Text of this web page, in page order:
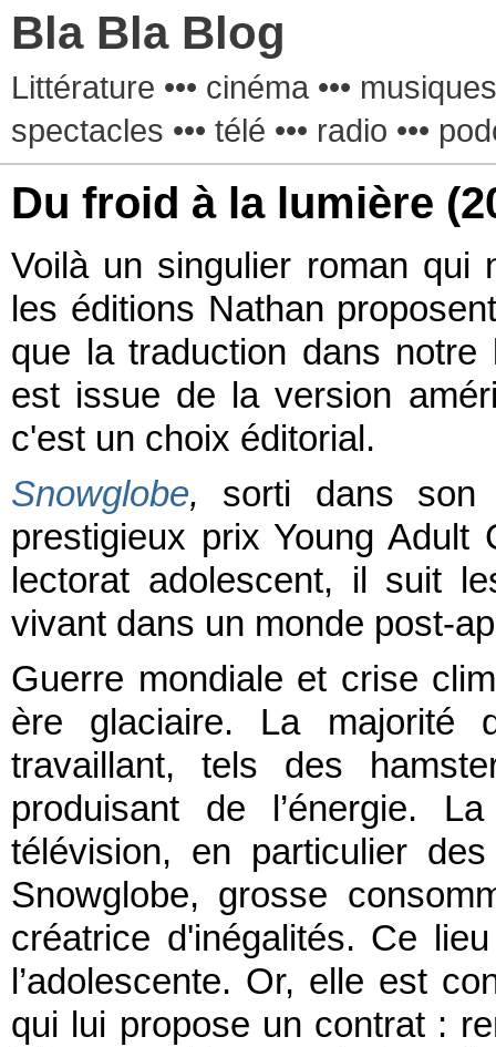
Bla Bla Blog
Littérature ••• cinéma •••
spectacles ••• télé ••• radio •••
Du froid à la lumière
Voilà un singulier roman
les éditions Nathan
que la traduction dans
est issue de la version
c'est un choix éditorial.
Snowglobe, sorti dans
prestigieux prix Young
lectorat adolescent, il suit
vivant dans un monde post-
Guerre mondiale et crise
ère glaciaire. La majorité
travaillant, tels des
produisant de l’énergie.
télévision, en particulier
Snowglobe, grosse
créatrice d'inégalités. Ce
l’adolescente. Or, elle est
qui lui propose un contrat :